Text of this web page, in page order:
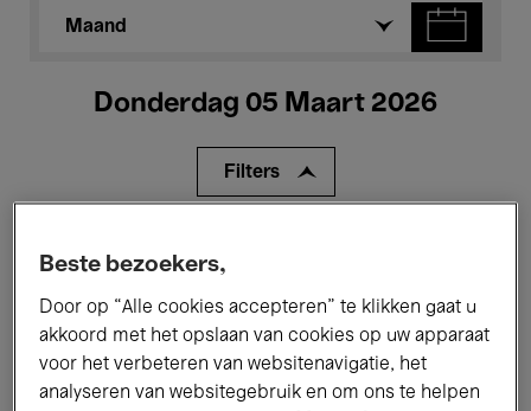
Maand
Donderdag 05 Maart 2026
Filters
Tentoonstellingen Films
Performances Lezingen & Debatten
Beste bezoekers,
Door op “Alle cookies accepteren” te klikken gaat u
akkoord met het opslaan van cookies op uw apparaat
voor het verbeteren van websitenavigatie, het
analyseren van websitegebruik en om ons te helpen